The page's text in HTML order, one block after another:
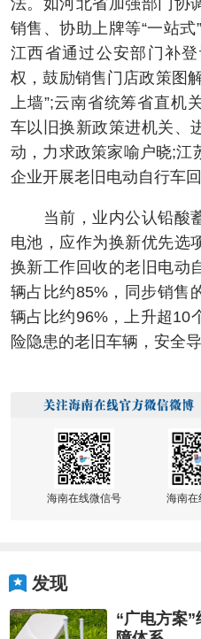
法。如河北省加强部门协
销售、协助上牌等“一站
江西省通过公安部门补
权，鼓励销售门店政策图
上墙”;云南省统筹省直机
车以旧换新政策进机关、
动，力求政策家喻户晓;江
企业开展老旧电动自行车
当前，业内公认铅酸
电池，应作为换新优先选
换新工作回收的老旧电动
辆占比约85%，同步销售
辆占比约96%，上升超10
险隐患的老旧车辆，安全
海南在线微信号 海南在
发现
“广电方案